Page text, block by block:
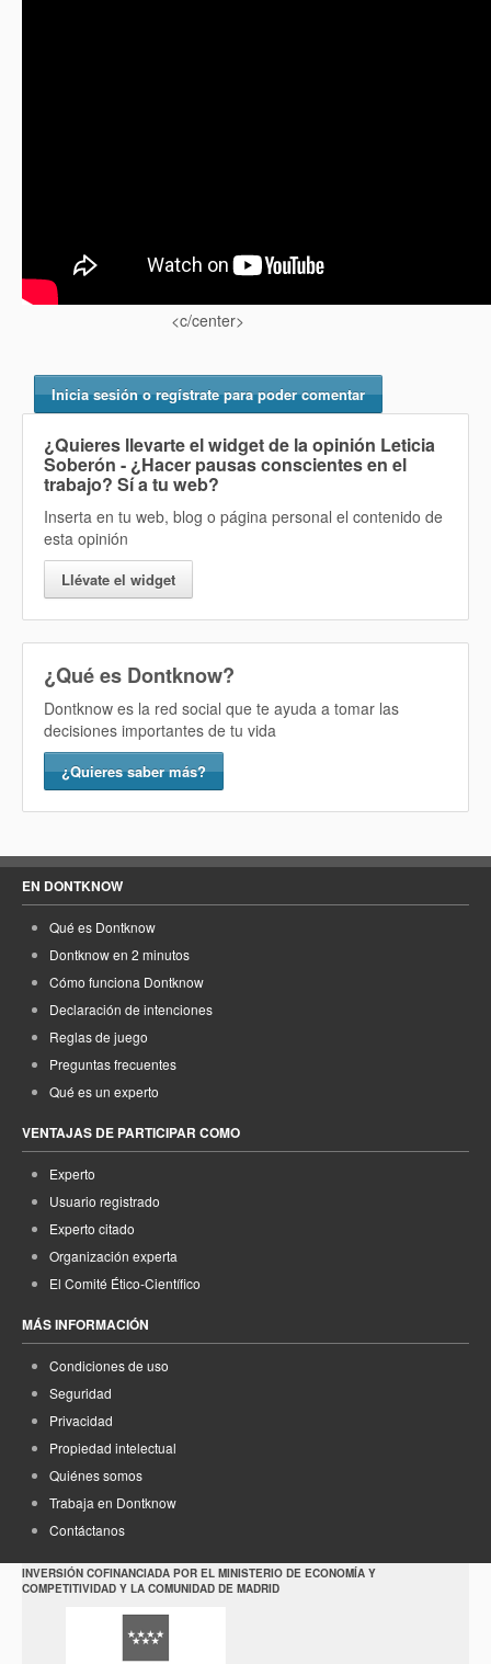
<c/center>
Inicia sesión o regístrate para poder comentar
¿Quieres llevarte el widget de la opinión Leticia
Soberón - ¿Hacer pausas conscientes en el
trabajo? Sía tu web?
Inserta en tu web, blog o página personal el contenido de
esta opinión
Llévate el widget
¿Qué es Dontknow?
Dontknow es la red social que te ayuda a tomar las
decisiones importantes de tu vida
¿Quieres saber más?
EN DONTKNOW
Qué es Dontknow
Dontknow en 2 minutos
Cómo funciona Dontknow
Declaración de intenciones
Reglas de juego
Preguntas frecuentes
Qué es un experto
VENTAJAS DE PARTICIPAR COMO
Experto
Usuario registrado
Experto citado
Organización experta
El Comité Ético-Científico
MÁS INFORMACIÓN
Condiciones de uso
Seguridad
Privacidad
Propiedad intelectual
Quiénes somos
Trabaja en Dontknow
Contáctanos
INVERSIÓN COFINANCIADA POR EL MINISTERIO DE ECONOMÍA Y
COMPETITIVIDAD Y LA COMUNIDAD DE MADRID